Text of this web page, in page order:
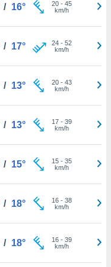
/ 16° 20- 45
km/h
/ 17° 24- 52
km/h
/ 13° 20- 43
km/h
/ 13° 17- 39
km/h
/ 15° 15- 35
km/h
/ 18° 16- 38
km/h
/ 18° 16- 39
km/h